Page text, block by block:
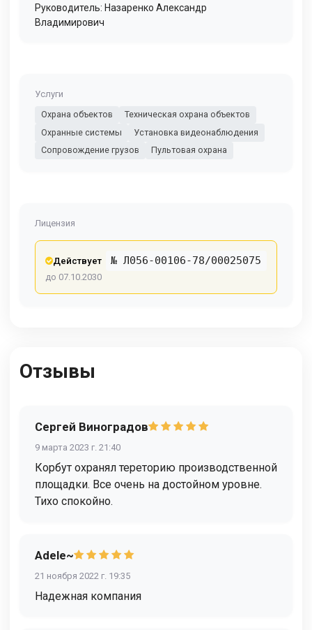
Руководитель: Назаренко Александр
Владимирович
Услуги
Охрана объектов
Техническая охрана объектов
Охранные системы
Установка видеонаблюдения
Сопровождение грузов
Пультовая охрана
Лицензия
Действует № Л056-00106-78/00025075
до 07.10.2030
Отзывы
Сергей Виноградов
9 марта 2023 г. 21:40
Корбут охранял тереторию производственной
площадки. Все очень на достойном уровне.
Тихо спокойно.
Adele~
21 ноября 2022 г. 19:35
Надежная компания